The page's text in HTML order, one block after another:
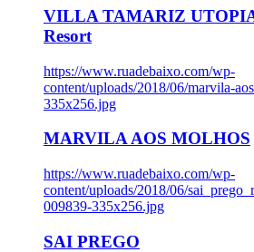
VILLA TAMARIZ
Resort
https://www.ruadebaixo.com/wp-
content/uploads/2018/06/marvila-
335x256.jpg
MARVILA AOS MOLHOS
https://www.ruadebaixo.com/wp-
content/uploads/2018/06/
009839-335x256.jpg
SAI PREGO